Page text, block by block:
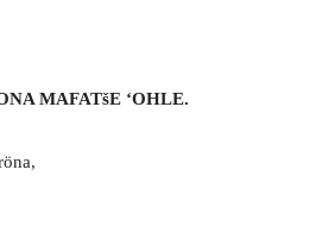
MAFATšE ‘OHLE.